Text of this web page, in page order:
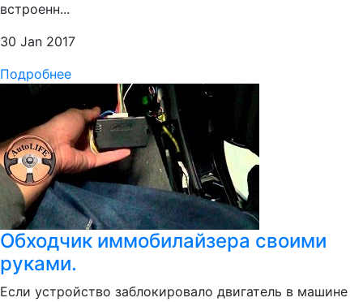
встроенн...
30 Jan 2017
Подробнее
Обходчик иммобилайзера своими
руками.
Если устройство заблокировало двигатель в машине